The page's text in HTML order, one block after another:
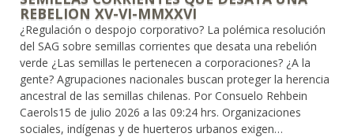
REBELION XV-VI-MMXXVI
¿Regulación o despojo corporativo? La polémica resolución
del SAG sobre semillas corrientes que desata una rebelión
verde ¿Las semillas le pertenecen a corporaciones? ¿A la
gente? Agrupaciones nacionales buscan proteger la herencia
ancestral de las semillas chilenas. Por Consuelo Rehbein
Caerols15 de julio 2026 a las 09:24 hrs. Organizaciones
sociales, indígenas y de huerteros urbanos exigen…